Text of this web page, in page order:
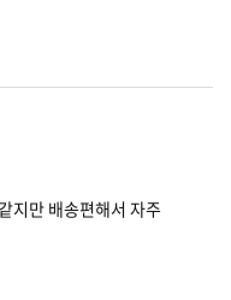
지만 배송편해서 자주